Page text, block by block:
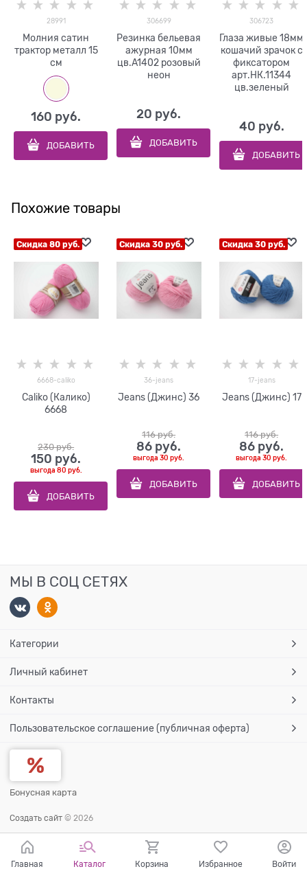
28991
Молния сатин
трактор металл 15
см
160 руб.
ДОБАВИТЬ
306699
Резинка бельевая
ажурная 10мм
цв.A1402 розовый
неон
20 руб.
ДОБАВИТЬ
306723
Глаза живые 18мм
кошачий зрачок с
фиксатором
арт.НК.11344
цв.зеленый
40 руб.
ДОБАВИТЬ
Похожие товары
Скидка 80 руб.
6668-caliko
Caliko (Калико)
6668
230 руб.
150 руб.
выгода 80 руб.
ДОБАВИТЬ
Скидка 30 руб.
36-jeans
Jeans (Джинс) 36
116 руб.
86 руб.
выгода30 руб.
ДОБАВИТЬ
Скидка 30 руб.
17-jeans
Jeans (Джинс) 17
116 руб.
86 руб.
выгода30 руб.
ДОБАВИТЬ
МЫ В СОЦ СЕТЯХ
Категории
Личный кабинет
Контакты
Пользовательское соглашение (публичная оферта)
Бонусная карта
Создать сайт © 2026
Главная Каталог Корзина Избранное Войти